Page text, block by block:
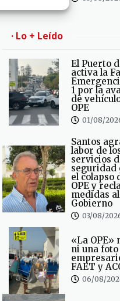
· Lo + Leído
El Puerto
activa la
1 por la
de
OPE
01/08/
Santos
labor de
servicios
seguridad
el colapso
OPE y
medidas al
Gobierno
03/08/
«La OPE»
ni una foto
FAET y
06/08/